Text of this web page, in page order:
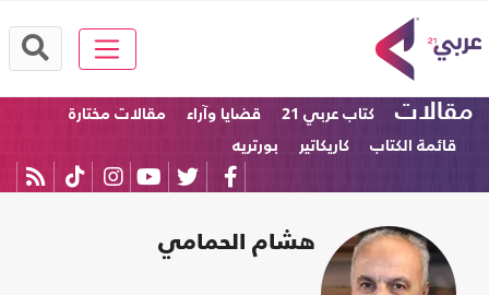
مقالات كتاب عربي 21 قضايا وآراء
مقالات مختارة
قائمة الكتاب
كاريكاتير بورتريه
هشام الحمامي